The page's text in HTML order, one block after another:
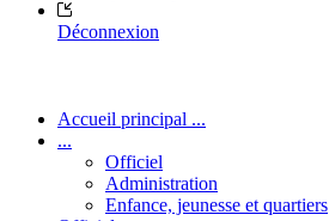
Déconnexion
Accueil principal ...
...
Officiel
Administration
Enfance, jeunesse et quartiers